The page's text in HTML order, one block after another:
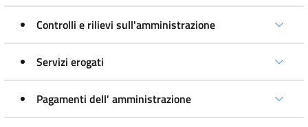
Controlli e rilievi sull'amministrazione
Servizi erogati
Pagamenti dell' amministrazione